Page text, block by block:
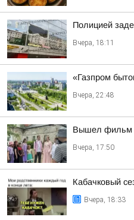
Полицией
Вчера, 18:11
«Газпром
Вчера, 22:48
Вышел фильм
Вчера, 17:50
Кабачковый
Вчера, 18:33